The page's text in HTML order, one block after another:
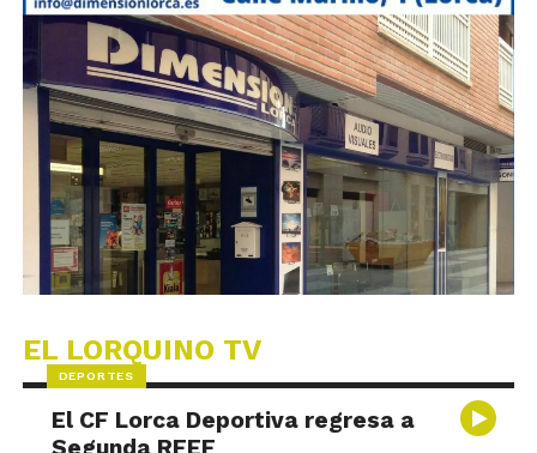
EL LORQUINO TV
DEPORTES
El CF Lorca Deportiva regresa a